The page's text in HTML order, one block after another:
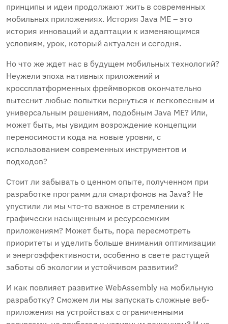
принципы и идеи продолжают жить в современных
мобильных приложениях. История Java ME – это
история инноваций и адаптации к изменяющимся
условиям, урок, который актуален и сегодня.
Но что же ждет нас в будущем мобильных технологий?
Неужели эпоха нативных приложений и
кроссплатформенных фреймворков окончательно
вытеснит любые попытки вернуться к легковесным и
универсальным решениям, подобным Java ME? Или,
может быть, мы увидим возрождение концепции
переносимости кода на новые уровни, с
использованием современных инструментов и
подходов?
Стоит ли забывать о ценном опыте, полученном при
разработке программ для смартфонов на Java? Не
упустили ли мы что-то важное в стремлении к
графически насыщенным и ресурсоемким
приложениям? Может быть, пора пересмотреть
приоритеты и уделить больше внимания оптимизации
и энергоэффективности, особенно в свете растущей
заботы об экологии и устойчивом развитии?
И как повлияет развитие WebAssembly на мобильную
разработку? Сможем ли мы запускать сложные веб-
приложения на устройствах с ограниченными